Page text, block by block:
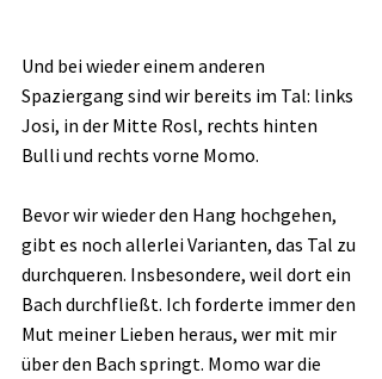
Und bei wieder einem anderen
Spaziergang sind wir bereits im Tal: links
Josi, in der Mitte Rosl, rechts hinten
Bulli und rechts vorne Momo.
Bevor wir wieder den Hang hochgehen,
gibt es noch allerlei Varianten, das Tal zu
durchqueren. Insbesondere, weil dort ein
Bach durchfließt. Ich forderte immer den
Mut meiner Lieben heraus, wer mit mir
über den Bach springt. Momo war die